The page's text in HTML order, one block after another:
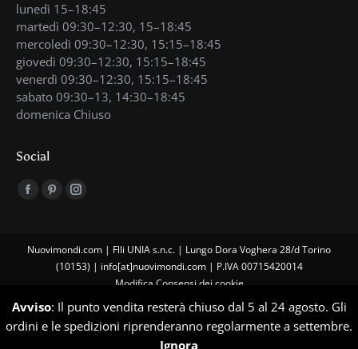
Avviso: Il punto vendita resterà chiuso dal 5 al 24 agosto. Gli
ordini e le spedizioni riprenderanno regolarmente a settembre.
Ignora
lunedì 15–18:45
martedì 09:30–12:30, 15–18:45
mercoledì 09:30–12:30, 15:15–18:45
giovedì 09:30–12:30, 15:15–18:45
venerdì 09:30–12:30, 15:15–18:45
sabato 09:30–13, 14:30–18:45
domenica Chiuso
Social
Find us on:
Facebook
window
Pinterest
in
window
Instagram
in
window
Nuovimondi.com | Flli UNIA s.n.c. | Lungo Dora Voghera 28/d Torino
(10153) | info[at]nuovimondi.com | P.IVA 00715420014
Modifica Consensi dei cookie